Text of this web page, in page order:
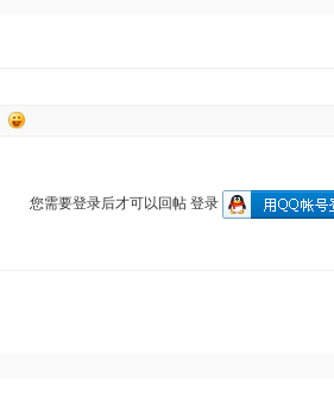
您需要登录后才可以回帖 登录